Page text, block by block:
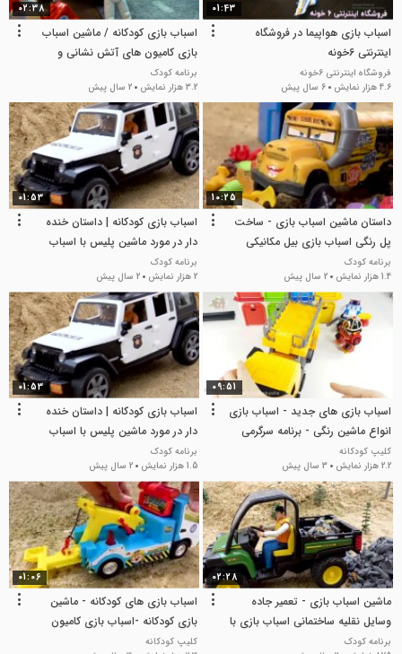
01:43
اسباب بازی هواپیما در فروشگاه
اینترنتی 6خونه
فروشگاه اینترنتی 6خونه
4.6 هزار نمایش
6 سال پیش
02:38
اسباب بازی کودکانه / ماشین اسباب
بازی کامیون های آتش نشانی و
آمبولانس
برنامه کودک
3.2 هزار نمایش
2 سال پیش
10:25
داستان ماشین اسباب بازی - ساخت
پل رنگی اسباب بازی بیل مکانیکی
کمپرسی
برنامه کودک
1.4 هزار نمایش
2 سال پیش
01:53
اسباب بازی کودکانه | داستان خنده
دار در مورد ماشین پلیس با اسباب
بازی
برنامه کودک
2 هزار نمایش
2 سال پیش
09:51
اسباب بازی های جدید - اسباب بازی
انواع ماشین رنگی - برنامه سرگرمی
کودک
کلیپ کودکانه
2.2 هزار نمایش
3 سال پیش
01:53
اسباب بازی کودکانه | داستان خنده
دار در مورد ماشین پلیس با اسباب
بازی
برنامه کودک
1.5 هزار نمایش
2 سال پیش
02:28
ماشین اسباب بازی - تعمیر جاده
وسایل نقلیه ساختمانی اسباب بازی با
غلتک جاده
برنامه کودک
01:06
اسباب بازی های کودکانه - ماشین
بازی کودکانه -اسباب بازی کامیون
یدک کش
کلیپ کودکانه